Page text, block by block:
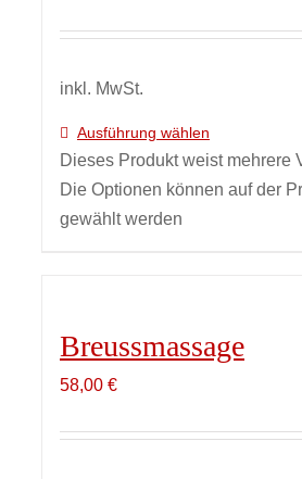
inkl. MwSt.
Ausführung wählen
Dieses Produkt weist mehrere
Die Optionen können auf der
gewählt werden
Breussmassage
58,00 €